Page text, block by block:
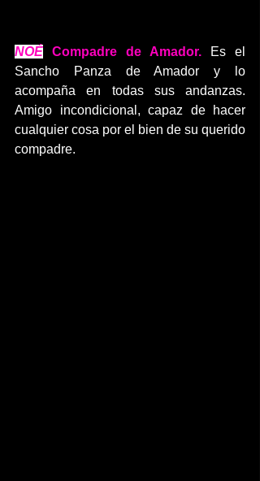
NOÉ Compadre de Amador.
Es el
Sancho Panza de Amador y lo
acompaña en todas sus andanzas.
Amigo incondicional, capaz de hacer
cualquier cosa por el bien de su querido
compadre.